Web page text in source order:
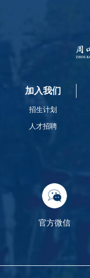
加入我们
招生计划
人才招聘
官方微信